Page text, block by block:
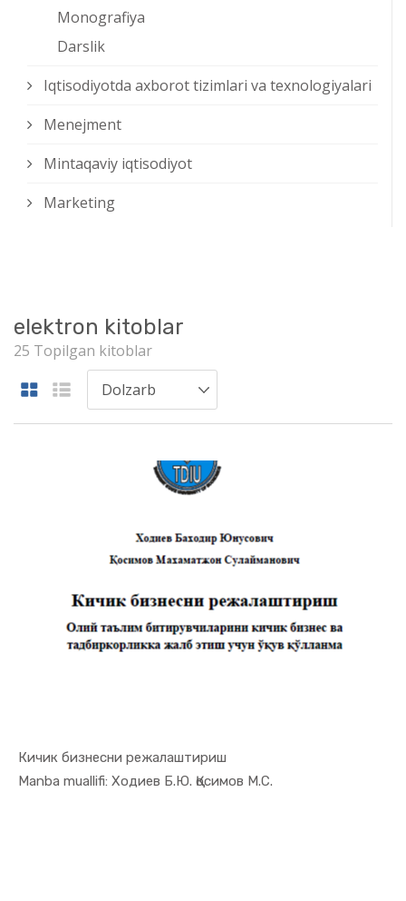
Monografiya
Darslik
Iqtisodiyotda axborot tizimlari va texnologiyalari
Menejment
Mintaqaviy iqtisodiyot
Marketing
elektron kitoblar
25 Topilgan kitoblar
Кичик бизнесни режалаштириш
Manba muallifi: Ходиев Б.Ю. Қосимов М.С.
In Tadbirk...